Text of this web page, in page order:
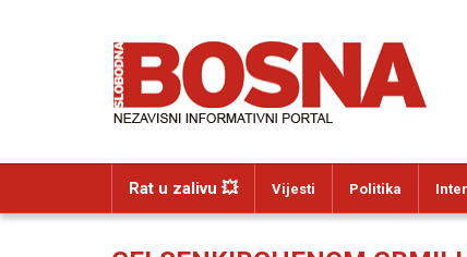
Rat u zalivu 💥 Vijesti Politika